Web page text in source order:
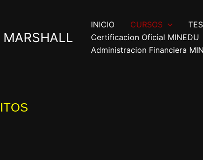
MARSHALL
INICIO CURSOS
Certificacion Oficial MINEDU
Administracion Financiera